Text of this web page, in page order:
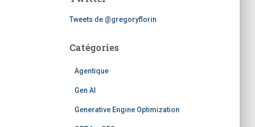
Tweets de @gregoryflorin
Catégories
Agentique
Gen AI
Generative Engine Optimization